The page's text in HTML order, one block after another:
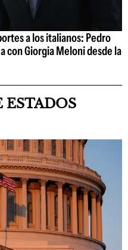
a los italianos: Pedro
con Giorgia Meloni desde la
ESTADOS